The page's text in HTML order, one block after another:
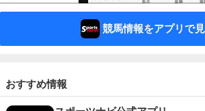
競馬情報をアプリで
おすすめ情報